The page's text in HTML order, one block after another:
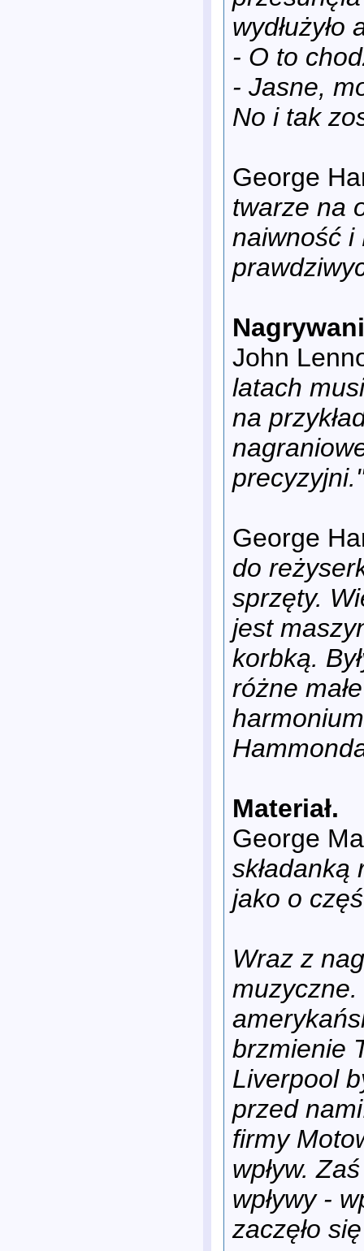
wydłużyło
- O to
- Jasne,
No i tak
George
twarze na
naiwność i
John
latach
na
precyzyjni."
George
do
sprzęty.
jest
korbką.
różne
Materiał.
George
jako o
Wraz z
muzyczne.
brzmienie
Liverpool
przed
firmy
wpływ.
wpływy -
zaczęło